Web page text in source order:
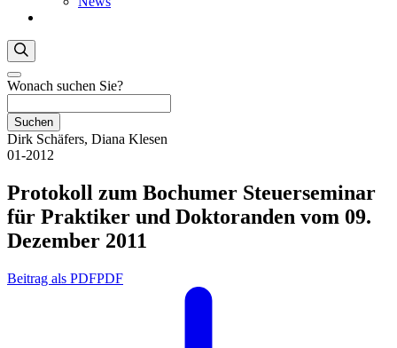
Wonach suchen Sie?
Suchen
Dirk Schäfers, Diana Klesen
01-2012
Protokoll zum Bochumer Steuerseminar
für Praktiker und Doktoranden vom 09.
Dezember 2011
Beitrag als PDFPDF